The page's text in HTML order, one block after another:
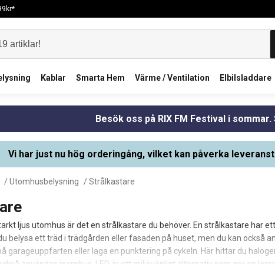
Kablar Smarta Hem Värme / Ventilation Elbilsladdare
Besök oss på RIX FM Festival i sommar.
Vi har just nu hög orderingång, vilket kan påverka
/Utomhusbelysning / Strålkastare
ljus utomhus är det en strålkastare du behöver. En strålkastare har
belysa ett träd i trädgården eller fasaden på huset, men du kan också
garageuppfarten eller laga en punktering på cykeln. Här hittar du